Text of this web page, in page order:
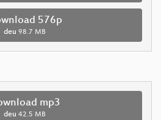
576p
deu 98.7 MB
mp3
deu 42.5 MB